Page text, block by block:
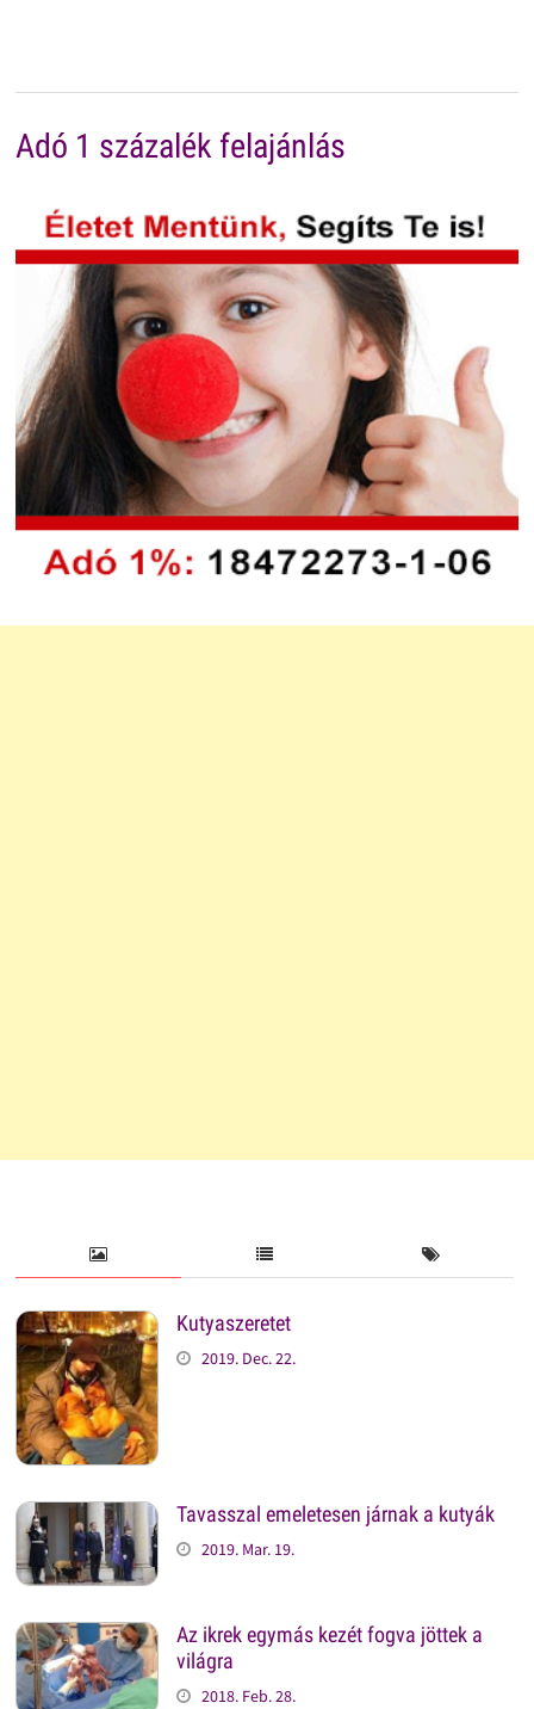
Adó 1 százalék felajánlás
Kutyaszeretet
2019. Dec. 22.
Tavasszal emeletesen járnak a kutyák
2019. Mar. 19.
Az ikrek egymás kezét fogva jöttek a
világra
2018. Feb. 28.